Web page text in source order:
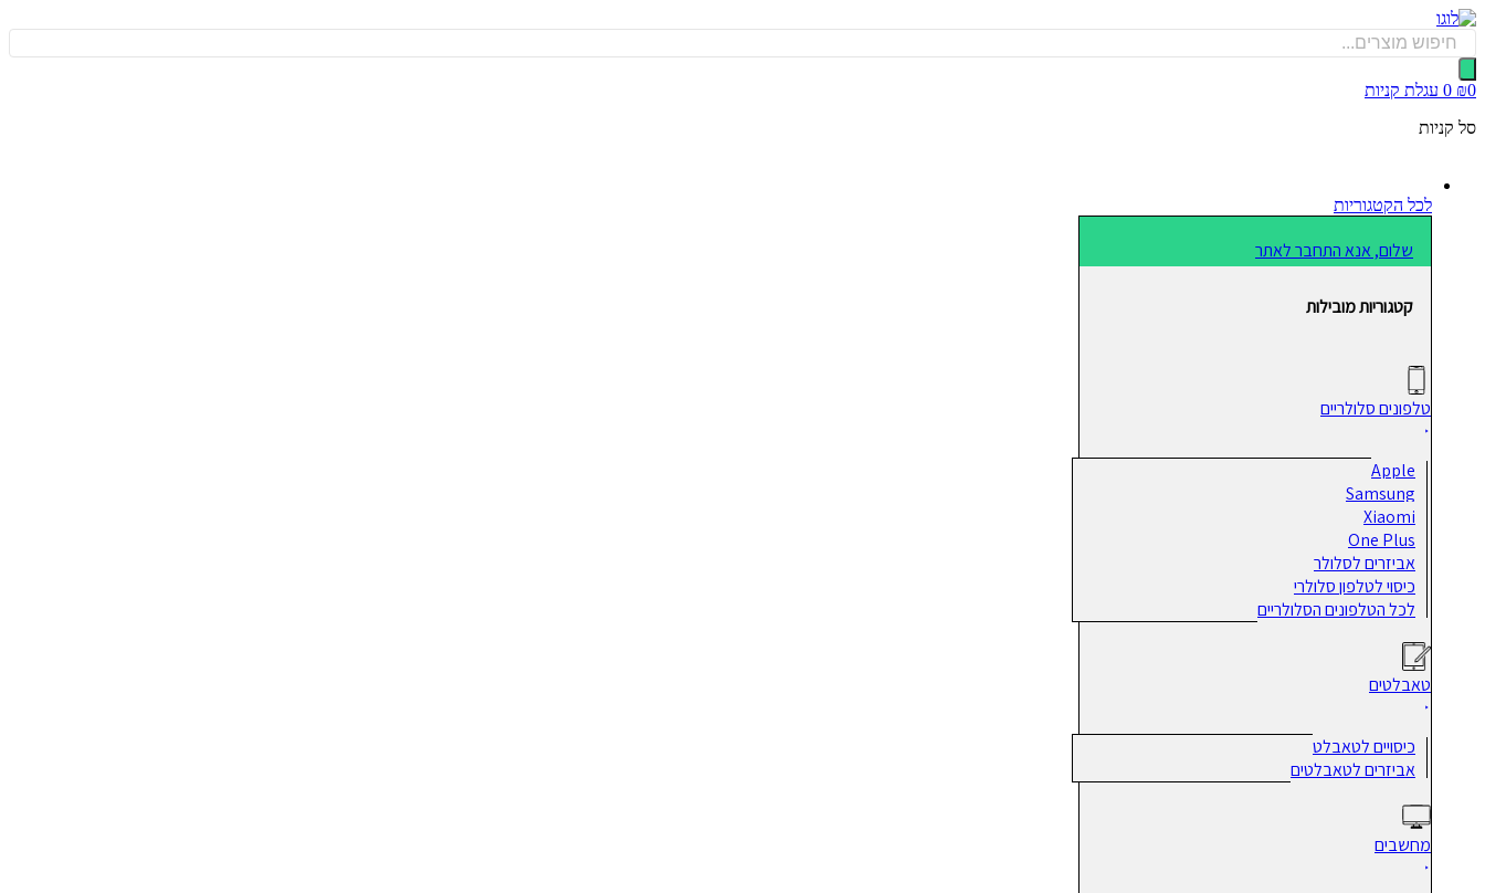
דלג
לתוכן
Products
search
₪0
0 עגלת קניות
סל קניות
לכל הקטגוריות
שלום, אנא התחבר לאתר
קטגוריות מובילות
טלפונים סלולריים
Apple
Samsung
Xiaomi
One Plus
אביזרים לסלולר
כיסוי לטלפון סלולרי
לכל הטלפונים הסלולריים
טאבלטים
כיסויים לטאבלט
אביזרים לטאבלטים
מחשבים